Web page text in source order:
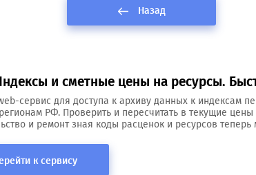
Назад
и сметные цены на ресурсы.
сервис для доступа к архиву данных к индексам
РФ. Проверить и пересчитать в текущие цены
и ремонт зная коды расценок и ресурсов
к сервису